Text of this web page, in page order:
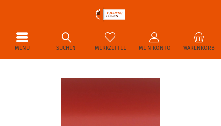
MENÜ WARENKORB
MERKZETTEL MEIN KONTO
SUCHEN